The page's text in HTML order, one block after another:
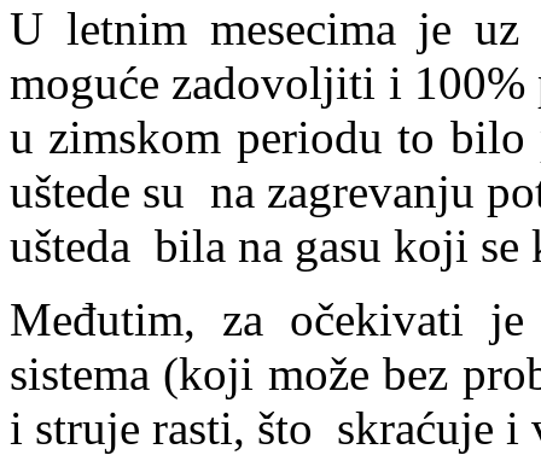
U letnim mesecima je uz
moguće zadovoljiti i
u zimskom periodu to
uštede su na zagrevanju
ušteda bila na gasu koji se
Međutim, za očekivati
sistema (koji može bez
i struje rasti, što skraćuje i